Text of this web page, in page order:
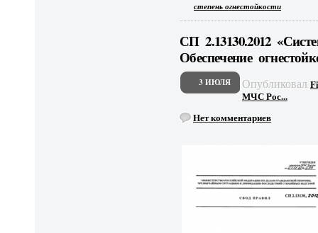
степень огнестойкости
СП 2.13130.2012
Обеспечение
3 ИЮЛЯ Опубликовал
МЧС Рос...
Нет комментариев